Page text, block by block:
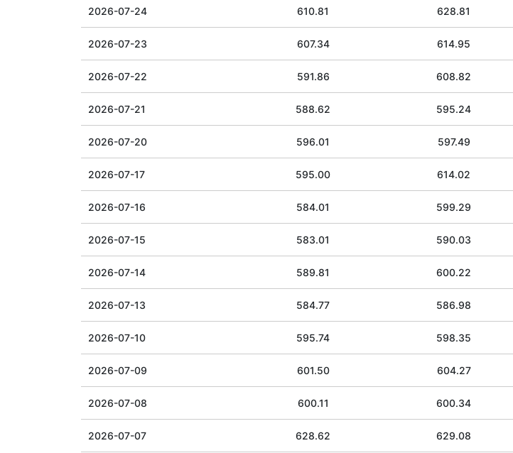
2026-07-24 610.81 628.81
2026-07-23 607.34 614.95
2026-07-22 591.86 608.82
2026-07-21 588.62 595.24
2026-07-20 596.01 597.49
2026-07-17 595.00 614.02
2026-07-16 584.01 599.29
2026-07-15 583.01 590.03
2026-07-14 589.81 600.22
2026-07-13 584.77 586.98
2026-07-10 595.74 598.35
2026-07-09 601.50 604.27
2026-07-08 600.11 600.34
2026-07-07 628.62 629.08